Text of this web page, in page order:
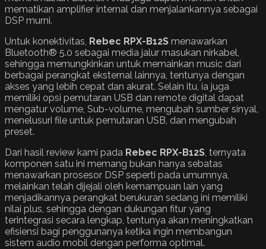
mematikan amplifier internal dan menjalankannya sebagai
DSP murni.
Untuk konektivitas, Rebec RPX-B12S menawarkan
Bluetooth® 5.0 sebagai media jalur masukan nirkabel,
sehingga memungkinkan untuk memainkan music dari
berbagai perangkat eksternal lainnya, tentunya dengan
akses yang lebih cepat dan akurat. Selain itu, ia juga
memiliki opsi pemutaran USB dan remote digital dapat
mengatur volume, Sub-volume, mengubah sumber sinyal,
menelusuri file untuk pemutaran USB, dan mengubah
preset.
Dari hasil review kami pada Rebec RPX-B12S , ternyata
komponen satu ini memang bukan hanya sebatas
menawarkan prosesor DSP seperti pada umumnya,
melainkan telah dijejali oleh kemampuan lain yang
menjadikannya perangkat berukuran sedang ini memiliki
nilai plus, sehingga dengan dukungan fitur yang
terintegrasi secara lengkap, tentunya akan meningkatkan
efisiensi bagi penggunanya ketika ingin membangun
sistem audio mobil dengan performa optimal.